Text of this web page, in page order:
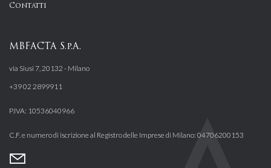
Contatti
MBFACTA S.p.A.
via Siusi 7, 20132 - Milano
+39 02 2899911
P.IVA: 10536040966
C.F. e numero di iscrizione al Registro delle Imprese di Milano: 04706200153